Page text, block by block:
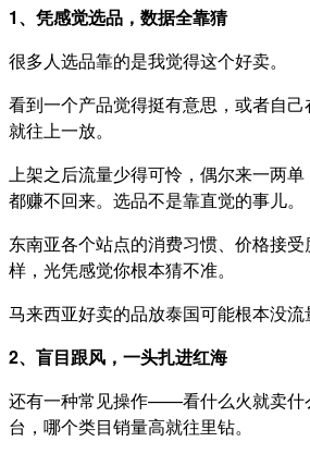
1、凭感觉选品，数据全靠猜
很多人选品靠的是我觉得这个好卖。
看到一个产品觉得挺有意思，或者自己
就往上一放。
上架之后流量少得可怜，偶尔来一两
都赚不回来。 选品不是靠直觉的事儿。
东南亚各个站点的消费习惯、价格接
样，光凭感觉你根本猜不准。
马来西亚好卖的品放泰国可能根本没流
2、盲目跟风，一头扎进红海
还有一种常见操作——看什么火就卖什
台，哪个类目销量高就往里钻。